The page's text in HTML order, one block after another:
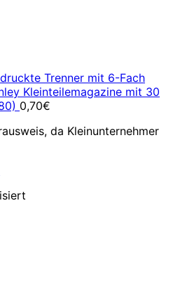
Trenner mit 6-Fach
Kleinteilemagazine mit 30
0,70€
da Kleinunternehmer